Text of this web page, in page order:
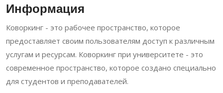
Информация
Коворкинг - это рабочее пространство, которое
предоставляет своим пользователям доступ к различным
услугам и ресурсам. Коворкинг при университете - это
современное пространство, которое создано специально
для студентов и преподавателей.